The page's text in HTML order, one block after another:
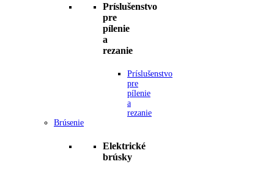
Príslušenstvo
pre
pílenie
a
rezanie
Príslušenstvo
pre
pílenie
a
rezanie
Brúsenie
Elektrické
brúsky